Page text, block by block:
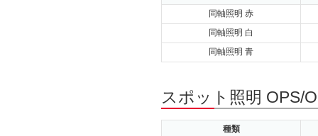
同軸照明 赤
同軸照明 白
同軸照明 青
スポット照明 OPS/
種類